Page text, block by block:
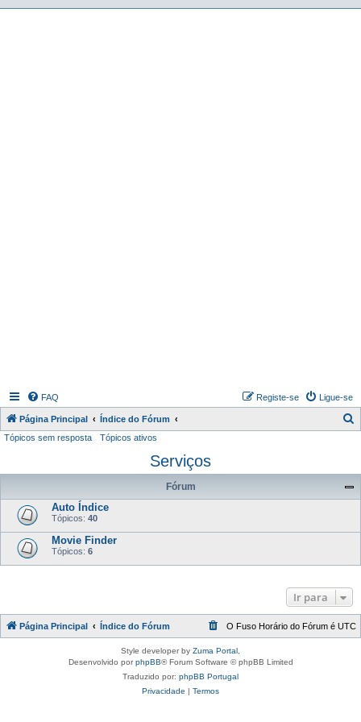
FAQ Ligue-se
Registe-se
Página Principal Índice do Fórum
q
s
Tópicos sem resposta Tópicos ativos
Serviços
Fórum
Auto Índice
Tópicos: 40
Movie Finder
Tópicos: 6
Ir para
Página Principal Índice do Fórum O Fuso Horário do Fórum é UTC
Style developer by Zuma Portal
Desenvolvido porphpBB® Forum Software © phpBB Limited
Traduzido por: phpBB Portugal
Privacidade | Termos